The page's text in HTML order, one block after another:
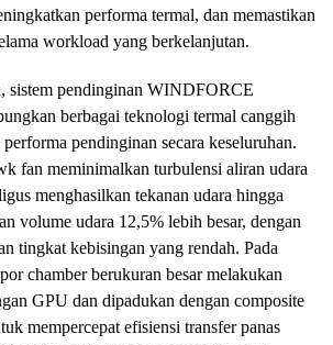
performa termal, dan memastikan
workload yang berkelanjutan.
sistem pendinginan WINDFORCE
berbagai teknologi termal canggih
pendinginan secara keseluruhan.
fan meminimalkan turbulensi aliran udara
menghasilkan tekanan udara hingga
volume udara 12,5% lebih besar, dengan
tingkat kebisingan yang rendah. Pada
chamber berukuran besar melakukan
GPU dan dipadukan dengan composite
mempercepat efisiensi transfer panas